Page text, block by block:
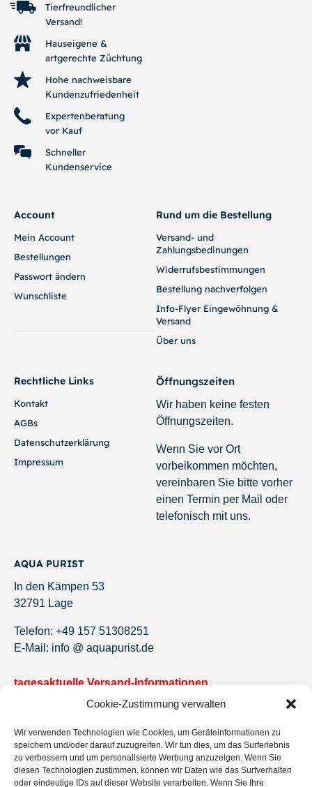
Cookie-Zustimmung verwalten
Wir verwenden Technologien wie Cookies, um Geräteinformationen zu
speichern und/oder darauf zuzugreifen. Wir tun dies, um das Surferlebnis
zu verbessern und um personalisierte Werbung anzuzeigen. Wenn Sie
diesen Technologien zustimmen, können wir Daten wie das Surfverhalten
oder eindeutige IDs auf dieser Website verarbeiten. Wenn Sie Ihre
Tierfreundlicher
Versand!
Hauseigene &
artgerechte Züchtung
Hohe nachweisbare
Kundenzufriedenheit
Expertenberatung
vor Kauf
Schneller
Kundenservice
Account
Mein Account
Bestellungen
Passwort ändern
Wunschliste
Rund um die Bestellung
Versand- und
Zahlungsbedinungen
Widerrufsbestimmungen
Bestellung nachverfolgen
Info-Flyer Eingewöhnung &
Versand
Über uns
Rechtliche Links
Kontakt
AGBs
Datenschutzerklärung
Impressum
Öffnungszeiten
Wir haben keine festen
Öffnungszeiten.
Wenn Sie vor Ort
vorbeikommen möchten,
vereinbaren Sie bitte vorher
einen Termin per Mail oder
telefonisch mit uns.
AQUA PURIST
In den Kämpen 53
32791 Lage
Telefon: +49 157 51308251
E-Mail: info @ aquapurist.de
tagesaktuelle Versand-Informationen
Jetzt eintragen und keine Angebote und Neuigkeiten
mehr verpassen.